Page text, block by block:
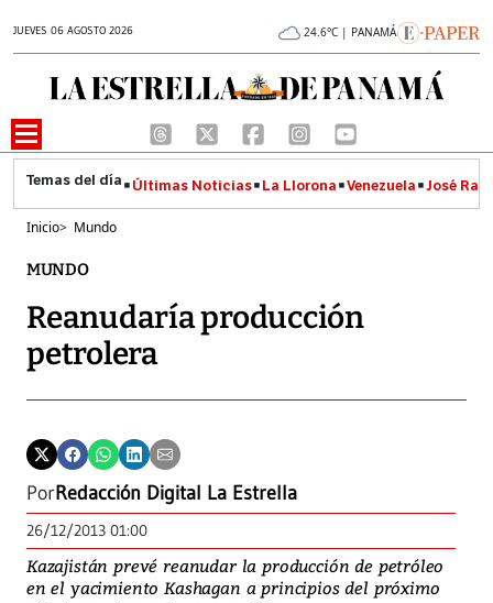
JUEVES 06 AGOSTO 2026 24.6°C | PANAMÁ
Últimas Noticias La Llorona Venezuela José
Inicio> Mundo
MUNDO
Reanudaría producción
petrolera
PorRedacción Digital La Estrella
26/12/2013 01:00
Kazajistán prevé reanudar la producción de petróleo
en el yacimiento Kashagan a principios del próximo